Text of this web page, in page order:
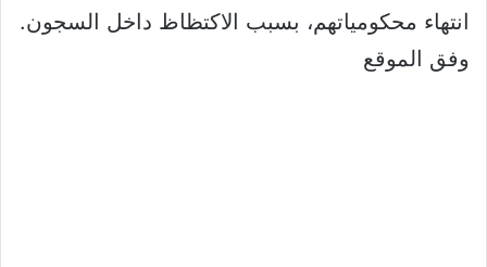
انتهاء محكومياتهم، بسبب الاكتظاظ داخل السجون.
وفق الموقع